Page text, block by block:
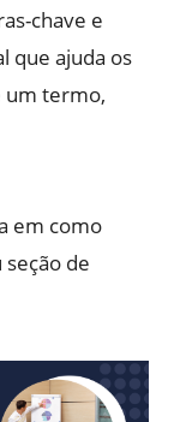
chave e
que ajuda os
um termo,
em como
de